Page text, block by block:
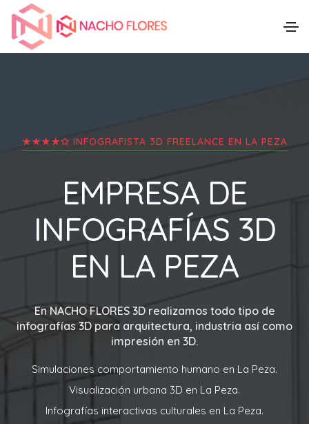
★★★★✩ INFOGRAFISTA 3D FREELANCE EN LA PEZA
EMPRESA DE
INFOGRAFÍAS 3D
EN LA PEZA
En NACHO FLORES 3Drealizamos todo tipo de
infografías 3D para arquitectura, industria así como
impresión en 3D.
Simulaciones comportamiento humano en La Peza.
Visualización urbana 3D en La Peza.
Infografías interactivas culturales en La Peza.